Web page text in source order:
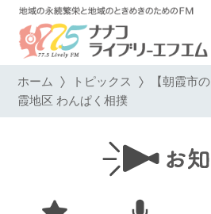
ホーム トピックス 【朝霞市
霞地区 わんぱく相撲